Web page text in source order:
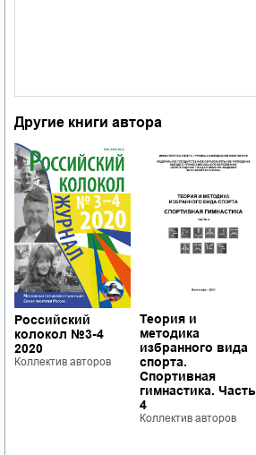
Другие книги автора
Российский
колокол №3-4
2020
Коллектив авторов
Теория и
методика
избранного вида
спорта.
Спортивная
гимнастика. Часть
4
Коллектив авторов